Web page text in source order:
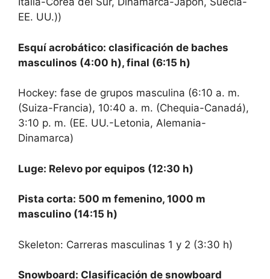
EE. UU.))
Esquí acrobático: clasificación de baches
masculinos (4:00 h), final (6:15 h)
Hockey: fase de grupos masculina (6:10 a. m.
(Suiza-Francia), 10:40 a. m. (Chequia-Canadá),
3:10 p. m. (EE. UU.-Letonia, Alemania-
Dinamarca)
Luge: Relevo por equipos (12:30 h)
Pista corta: 500 m femenino, 1000 m
masculino (14:15 h)
Skeleton: Carreras masculinas 1 y 2 (3:30 h)
Snowboard: Clasificación de snowboard